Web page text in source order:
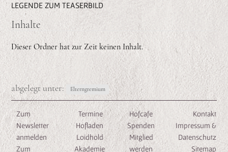
LEGENDE ZUM TEASERBILD
Inhalte
Dieser Ordner hat zur Zeit keinen Inhalt.
abgelegt unter: Elterngremium
Zum
Newsletter
anmelden
Zum
Termine
Hofladen
Loidhold
Akademie
Hofcafe
Spenden
Mitglied
werden
Kontakt
Impressum &
Datenschutz
Sitemap